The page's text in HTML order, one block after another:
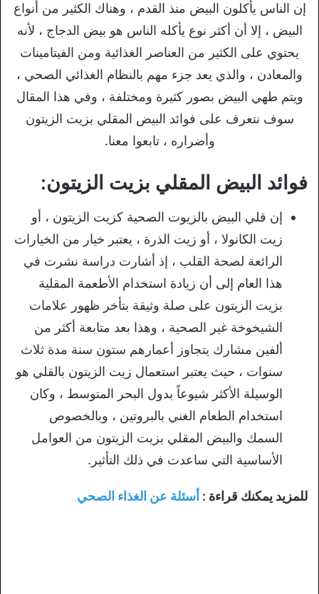
إن الناس يأكلون البيض منذ القدم ، وهناك الكثير من أنواع
البيض ، إلا أن أكثر نوع يأكله الناس هو بيض الدجاج ، لأنه
يحتوي على الكثير من العناصر الغذائية ومن الفيتامينات
والمعادن ، والذي يعد جزء مهم بالنظام الغذائي الصحي ،
ويتم طهي البيض بصور كثيرة ومختلفة ، وفي هذا المقال
سوف نتعرف على فوائد البيض المقلي بزيت الزيتون
وأضراره ، تابعوا معنا.
فوائد البيض المقلي بزيت الزيتون:
إن قلي البيض بالزيوت الصحية كزيت الزيتون ، أو
زيت الكانولا ، أو زيت الذرة ، يعتبر خيار من الخيارات
الرائعة لصحة القلب ، إذ أشارت دراسة نشرت في
هذا العام إلى أن زيادة استخدام الأطعمة المقلية
بزيت الزيتون على صلة وثيقة بتأخر ظهور علامات
الشيخوخة غير الصحية ، وهذا بعد متابعة أكثر من
ألفين مشارك يتجاوز أعمارهم ستون سنة مدة ثلاث
سنوات ، حيث يعتبر استعمال زيت الزيتون بالقلي هو
الوسيلة الأكثر شيوعاً بدول البحر المتوسط ، وكان
استخدام الطعام الغني بالبروتين ، وبالخصوص
السمك والبيض المقلي بزيت الزيتون من العوامل
الأساسية التي ساعدت في ذلك التأثير.
للمزيد يمكنك قراءة : أسئلة عن الغذاء الصحي